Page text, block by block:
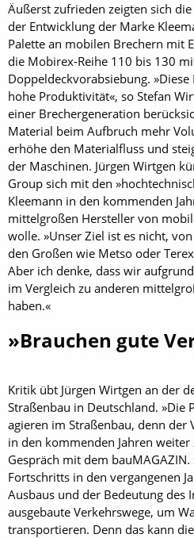
Äußerst zufrieden zeigten sich
der Entwicklung der Marke
Palette an mobilen Brechern mit
die Mobirex-Reihe 110 bis 130
Doppeldeckvorabsiebung.
hohe Produktivität«, so Stefan
einer Brechergeneration
Material beim Aufbruch mehr
erhöhe den Materialfluss und
der Maschinen. Jürgen Wirtgen
Group sich mit den
Kleemann in den kommenden
mittelgroßen Hersteller von
wolle. »Unser Ziel ist es nicht,
den Großen wie Metso oder
Aber ich denke, dass wir
im Vergleich zu anderen
haben.«
»Brauchen gute
Kritik übt Jürgen Wirtgen an der
Straßenbau in Deutschland. »Die
agieren im Straßenbau, denn der
in den kommenden Jahren
Gespräch mit dem
Fortschritts in den vergangenen
Ausbaus und der Bedeutung des
ausgebaute Verkehrswege, um
transportieren. Denn das kann